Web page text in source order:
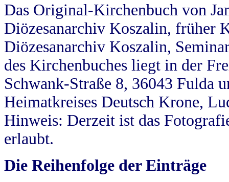
Das Original-Kirchenbuch von
Diözesanarchiv Koszalin, früher
Diözesanarchiv Koszalin,
des Kirchenbuches liegt in der
Schwank-Straße 8, 36043 Fulda
Heimatkreises Deutsch Krone,
Hinweis: Derzeit ist das
erlaubt.
Die Reihenfolge der Einträge